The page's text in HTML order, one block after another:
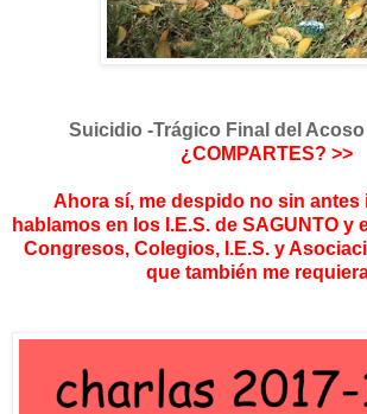
Suicidio -Trágico Final del
¿COMPARTES? >>
Ahora sí, me despido no sin antes
hablamos en los I.E.S. de SAGUNTO y
Congresos, Colegios, I.E.S. y
que también me